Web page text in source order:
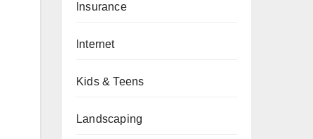
Insurance
Internet
Kids & Teens
Landscaping